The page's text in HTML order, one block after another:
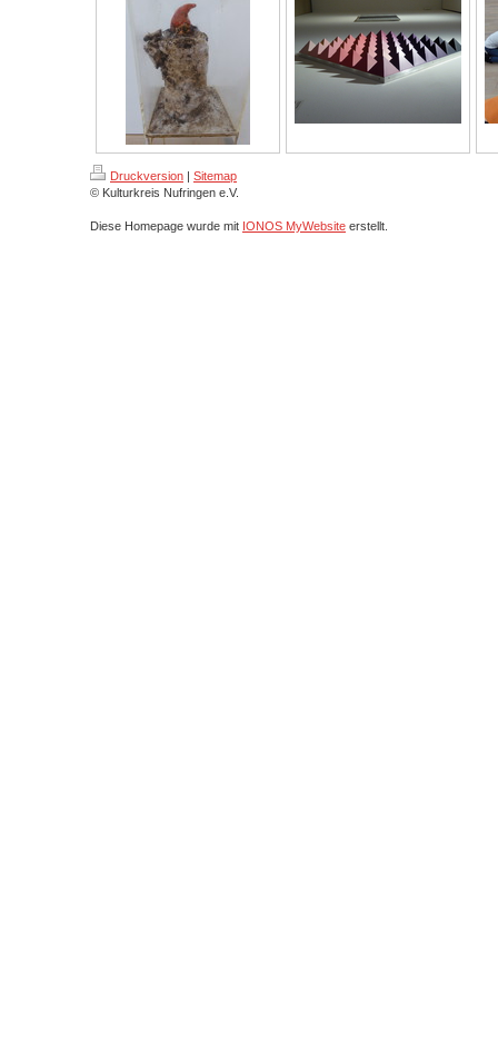
Druckversion | Sitemap
© Kulturkreis Nufringen e.V.
Diese Homepage wurde mit IONOS MyWebsite erstellt.